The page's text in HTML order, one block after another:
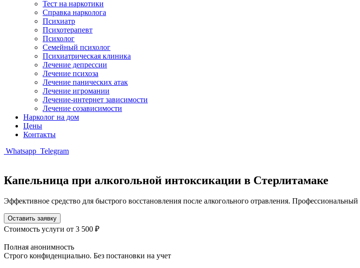
Тест на наркотики
Справка нарколога
Психиатр
Психотерапевт
Психолог
Семейный психолог
Психиатрическая клиника
Лечение депрессии
Лечение психоза
Лечение панических атак
Лечение игромании
Лечение-интернет зависимости
Лечение созависимости
Нарколог на дом
Цены
Контакты
Whatsapp Telegram
Капельница при алкогольной интоксикации в Стерлитамаке
Эффективное средство для быстрого восстановления после алкогольного отравления. Профессиональный
Оставить заявку
Стоимость услуги от 3 500 ₽
Полная анонимность
Строго конфиденциально. Без постановки на учет